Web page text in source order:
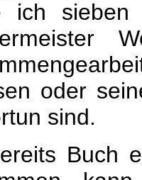
ich sieben
oder
sind.
Buch